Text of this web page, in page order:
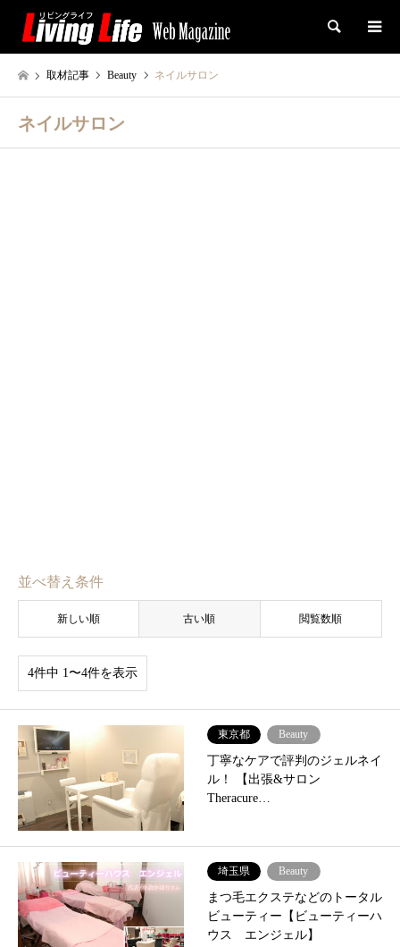
検索
取材記事 Beauty ネイルサロン
ネイルサロン
並べ替え条件
新しい順 古い順 閲覧数順
4件中 1〜4件を表示
東京都 Beauty
丁寧なケアで評判のジェルネイ
ル！ 【出張&サロン
Theracure…
埼玉県 Beauty
まつ毛エクステなどのトータル
ビューティー【ビューティーハ
ウス エンジェル】